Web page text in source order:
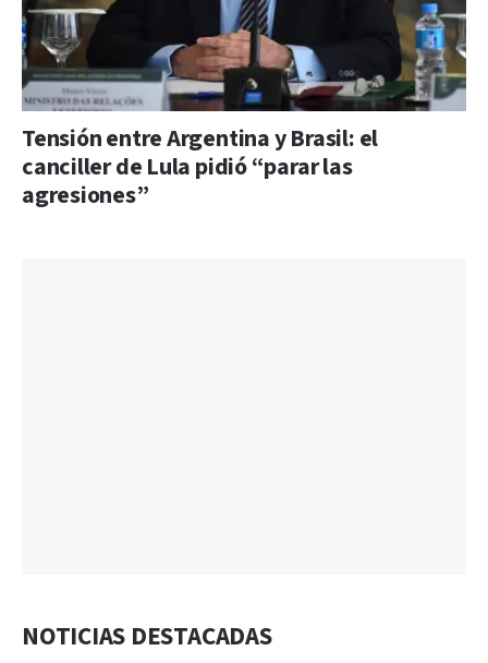
Tensión entre Argentina y Brasil: el
canciller de Lula pidió “parar las
agresiones”
NOTICIAS DESTACADAS